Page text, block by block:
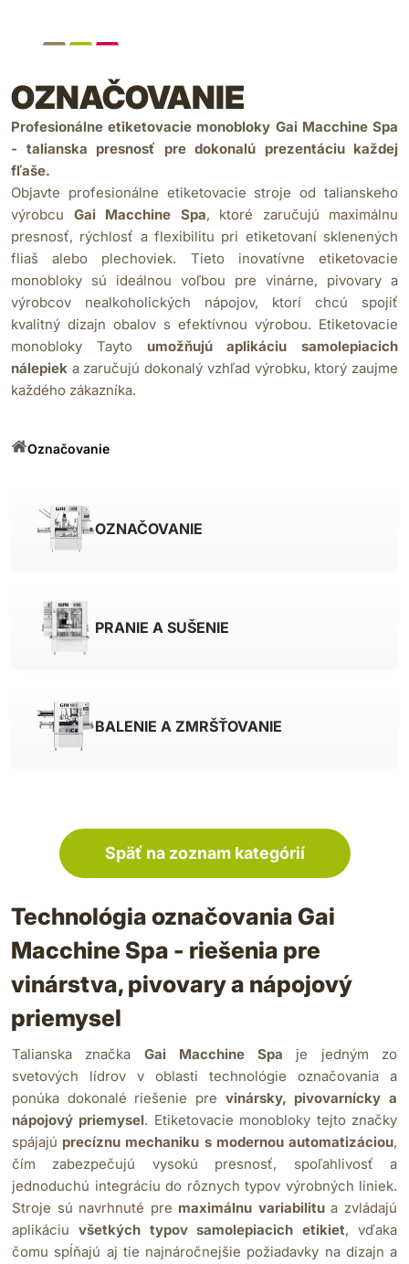
OZNAČOVANIE
Profesionálne etiketovacie monobloky Gai Macchine Spa
- talianska presnosť pre dokonalú prezentáciu každej
fľaše.
Objavte profesionálne etiketovacie stroje od talianskeho
výrobcu Gai Macchine Spa, ktoré zaručujú maximálnu
presnosť, rýchlosť a flexibilitu pri etiketovaní sklenených
fliaš alebo plechoviek. Tieto inovatívne etiketovacie
monobloky sú ideálnou voľbou pre vinárne, pivovary a
výrobcov nealkoholických nápojov, ktorí chcú spojiť
kvalitný dizajn obalov s efektívnou výrobou. Etiketovacie
monobloky Tayto umožňujú aplikáciu samolepiacich
nálepiek a zaručujú dokonalý vzhľad výrobku, ktorý zaujme
každého zákazníka.
Označovanie
OZNAČOVANIE
PRANIE A SUŠENIE
BALENIE A ZMRŠŤOVANIE
Späť na zoznam kategórií
Technológia označovania Gai
Macchine Spa - riešenia pre
vinárstva, pivovary a nápojový
priemysel
Talianska značka Gai Macchine Spa je jedným zo
svetových lídrov v oblasti technológie označovania a
ponúka dokonalé riešenie pre vinársky, pivovarnícky a
nápojový priemysel. Etiketovacie monobloky tejto značky
spájajú precíznu mechaniku s modernou automatizáciou,
čím zabezpečujú vysokú presnosť, spoľahlivosť a
jednoduchú integráciu do rôznych typov výrobných liniek.
Stroje sú navrhnuté pre maximálnu variabilitua zvládajú
aplikáciu všetkých typov samolepiacich etikiet, vďaka
čomu spĺňajú aj tie najnáročnejšie požiadavky na dizajn a